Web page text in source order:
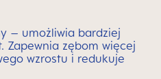
– umożliwia bardziej
Zapewnia zębom więcej
wzrostu i redukuje